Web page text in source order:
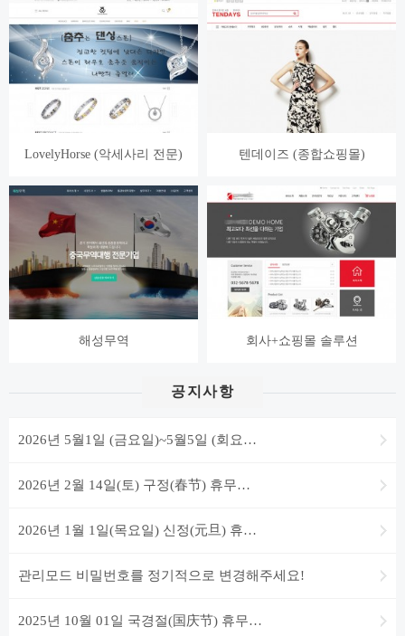
LovelyHorse (악세사리 전문) 텐데이즈 (종합쇼핑몰)
해성무역 회사+쇼핑몰 솔루션
공지사항
2026년 5월1일 (금요일)~5월5일 (회요…
2026년 2월 14일(토) 구정(春节) 휴무…
2026년 1월 1일(목요일) 신정(元旦) 휴…
관리모드 비밀번호를 정기적으로 변경해주세요!
2025년 10월 01일 국경절(国庆节) 휴무…